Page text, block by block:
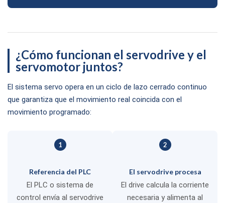
¿Cómo funcionan el servodrive y el
servomotor juntos?
El sistema servo opera en un ciclo de lazo cerrado continuo
que garantiza que el movimiento real coincida con el
movimiento programado:
1
Referencia del PLC
El PLC o sistema de
control envía al servodrive
2
El servodrive procesa
El drive calcula la corriente
necesaria y alimenta al